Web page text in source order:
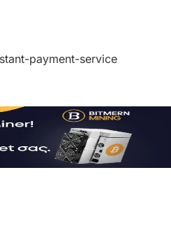
payment-service